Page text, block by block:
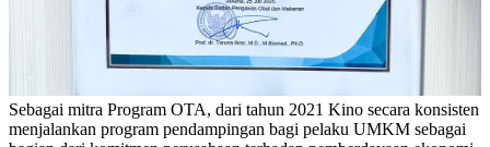
Sebagai mitra Program OTA, dari tahun 2021 Kino secara konsisten
menjalankan program pendampingan bagi pelaku UMKM sebagai